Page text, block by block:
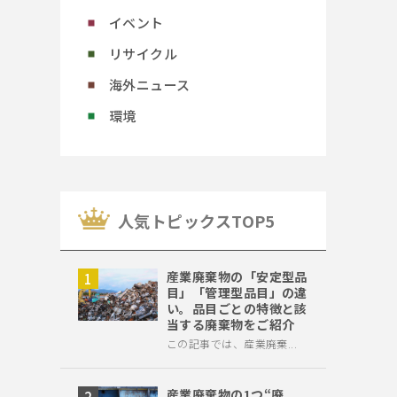
イベント
リサイクル
海外ニュース
環境
⼈気トピックスTOP5
産業廃棄物の「安定型品
目」「管理型品目」の違
い。品目ごとの特徴と該
当する廃棄物をご紹介
この記事では、産業廃棄...